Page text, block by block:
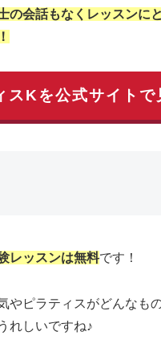
の会話もなくレッスンに
スKを公式サイトで
レッスンは無料です！
やピラティスがどんなも
れしいですね♪